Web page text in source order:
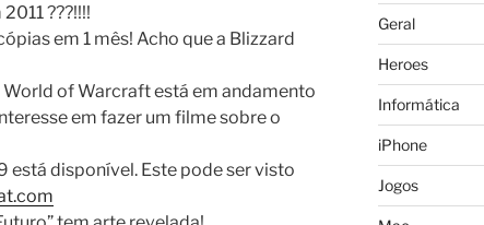
???!!!!
em 1 mês! Acho que a Blizzard
of Warcraft está em andamento
em fazer um filme sobre o
disponível. Este pode ser visto
Geral
Heroes
Informática
iPhone
Jogos